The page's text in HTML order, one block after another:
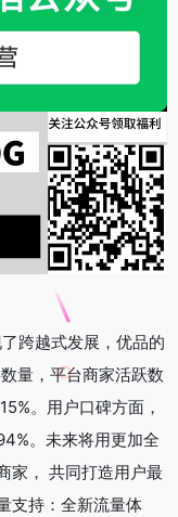
跨越式发展，优品的
量，平台商家活跃数
。用户口碑方面，
。未来将用更加全
家， 共同打造用户最
支持：全新流量体